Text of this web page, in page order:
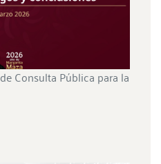
Consulta Pública para la